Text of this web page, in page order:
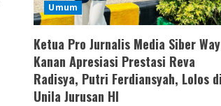
Umum
Ketua Pro Jurnalis Media Siber Way
Kanan Apresiasi Prestasi Reva
Radisya, Putri Ferdiansyah, Lolos
Unila Jurusan HI